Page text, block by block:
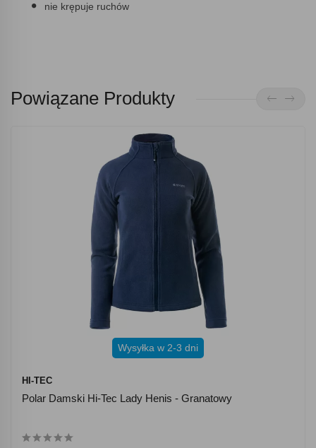
nie krępuje ruchów
Powiązane Produkty
Wysyłka w 2-3 dni
HI-TEC
Polar Damski Hi-Tec Lady Henis - Granatowy